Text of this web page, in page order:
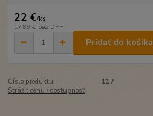
22 €/ks
17,89 € bez DPH
Pridať do košíka
Číslo produktu:
117
Strážiť cenu / dostupnosť